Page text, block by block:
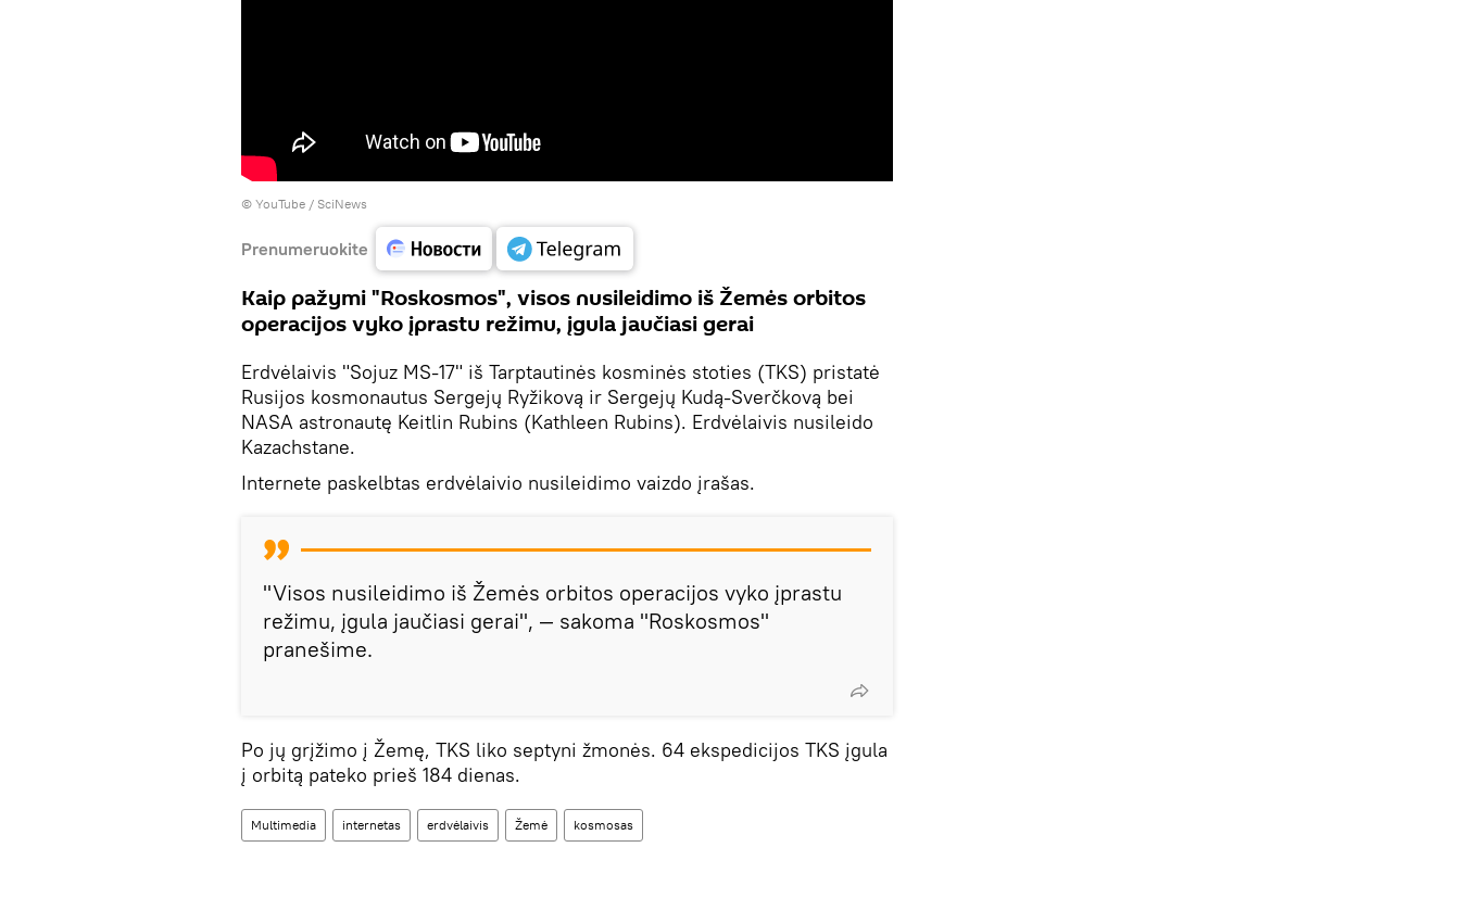
© YouTube / SciNews
Prenumeruokite
Kaip pažymi "Roskosmos", visos nusileidimo iš Žemės orbitos
operacijos vyko įprastu režimu, įgula jaučiasi gerai
Erdvėlaivis "Sojuz MS-17" iš Tarptautinės kosminės stoties (TKS) pristatė
Rusijos kosmonautus Sergejų Ryžikovą ir Sergejų Kudą-Sverčkovą bei
NASA astronautę Keitlin Rubins (Kathleen Rubins). Erdvėlaivis nusileido
Kazachstane.
Internete paskelbtas erdvėlaivio nusileidimo vaizdo įrašas.
"Visos nusileidimo iš Žemės orbitos operacijos vyko įprastu
režimu, įgula jaučiasi gerai", — sakoma "Roskosmos"
pranešime.
Po jų grįžimo į Žemę, TKS liko septyni žmonės. 64 ekspedicijos TKS įgula
į orbitą pateko prieš 184 dienas.
Multimedia internetas erdvėlaivis Žemė kosmosas